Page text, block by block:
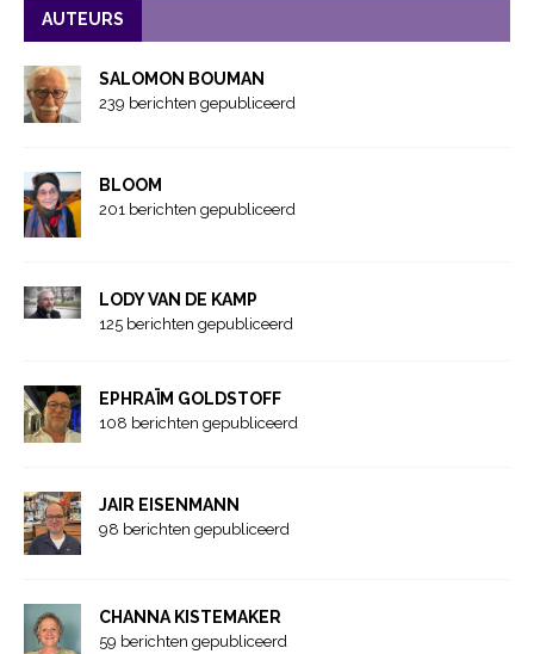
AUTEURS
SALOMON BOUMAN
239 berichten gepubliceerd
BLOOM
201 berichten gepubliceerd
LODY VAN DE KAMP
125 berichten gepubliceerd
EPHRAÏM GOLDSTOFF
108 berichten gepubliceerd
JAIR EISENMANN
98 berichten gepubliceerd
CHANNA KISTEMAKER
59 berichten gepubliceerd